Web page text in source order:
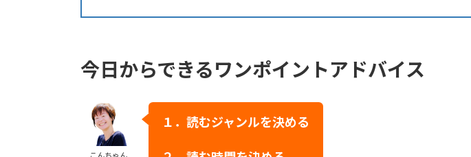
今日からできるワンポイントアドバイス
こんちゃん
１．読むジャンルを決める